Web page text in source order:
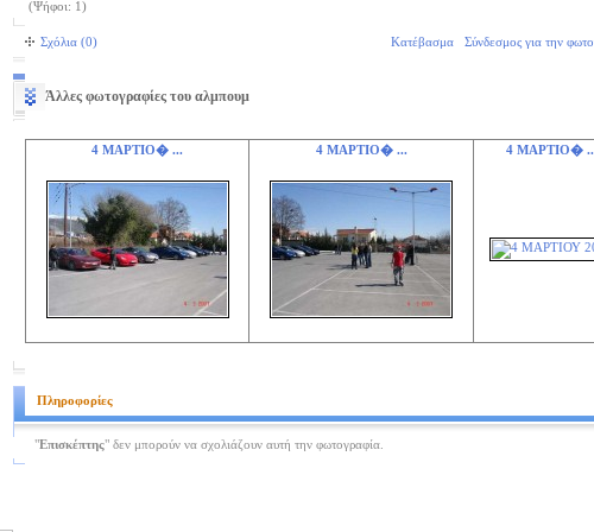
(Ψήφοι: 1)
Σχόλια (0) Κατέβασμα Σύνδεσμος για την
Άλλες φωτογραφίες του αλμπουμ
4 ΜΑΡΤΙΟ� ... 4 ΜΑΡΤΙΟ� ... 4 ΜΑΡΤΙΟ�
Πληροφορίες
"Επισκέπτης" δεν μπορούν να σχολιάζουν αυτή την φωτογραφία.